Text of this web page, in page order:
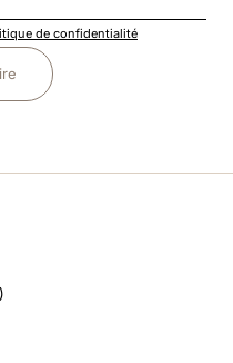
de confidentialité